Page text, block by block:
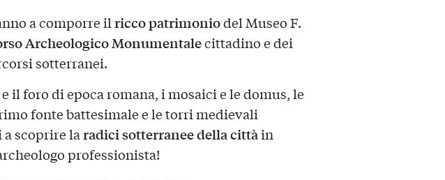
a comporre ilricco patrimoniodel Museo F.
Archeologico Monumentalecittadino e dei
sotterranei.
il foro di epoca romana, i mosaici e le domus, le
fonte battesimale e le torri medievali
scoprire laradici sotterranee della cittàin
professionista!